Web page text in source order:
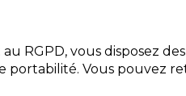
RGPD, vous disposez
portabilité. Vous pouvez